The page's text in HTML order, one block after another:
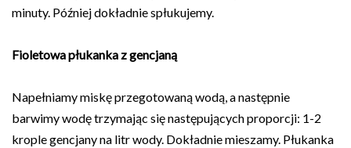
minuty. Później dokładnie spłukujemy.
Fioletowa płukanka z gencjaną
Napełniamy miskę przegotowaną wodą, a następnie
barwimy wodę trzymając się następujących proporcji: 1-2
krople gencjany na litr wody. Dokładnie mieszamy. Płukanka